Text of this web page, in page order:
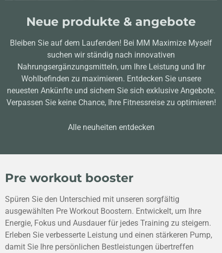
Neue produkte & angebote
Bleiben Sie auf dem Laufenden! Bei MM Maximize Myself
suchen wir ständig nach innovativen
Nahrungsergänzungsmitteln, um Ihre Leistung und Ihr
Wohlbefinden zu maximieren. Entdecken Sie unsere
neuesten Ankünfte und sichern Sie sich exklusive Angebote.
Verpassen Sie keine Chance, Ihre Fitnessreise zu optimieren!
Alle neuheiten entdecken
Pre workout booster
Spüren Sie den Unterschied mit unseren sorgfältig
ausgewählten Pre Workout Boostern. Entwickelt, um Ihre
Energie, Fokus und Ausdauer für jedes Training zu steigern.
Erleben Sie verbesserte Leistung und einen stärkeren Pump,
damit Sie Ihre persönlichen Bestleistungen übertreffen